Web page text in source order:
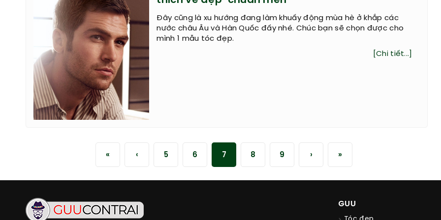
Đây cũng là xu hướng đang làm khuấy động mùa hè ở khắp các
nước châu Âu và Hàn Quốc đấy nhé. Chúc bạn sẽ chọn được cho
mình 1 mẫu tóc đẹp.
[Chi tiết...]
« ‹ 5 6 7 8 9 › »
GUU